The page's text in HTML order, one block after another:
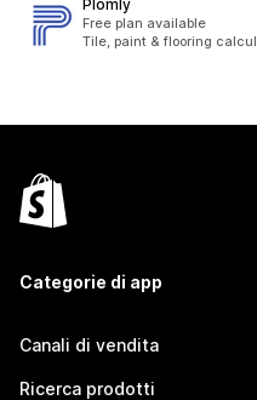
Plomly
Free plan available
Tile, paint & flooring
Categorie di app
Canali di vendita
Ricerca prodotti